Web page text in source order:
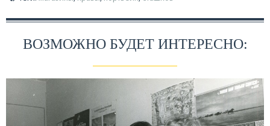
ВОЗМОЖНО БУДЕТ ИНТЕРЕСНО: